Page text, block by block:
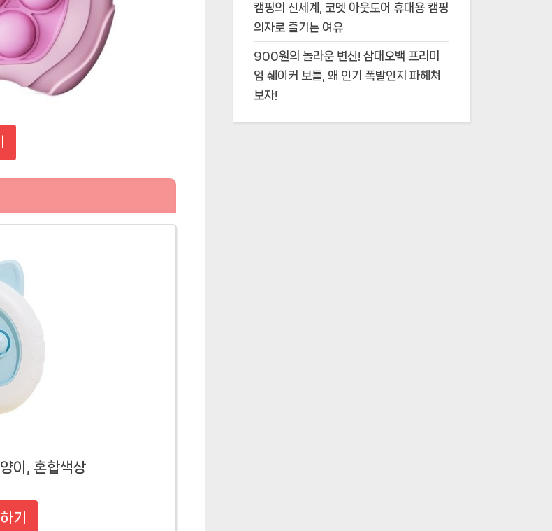
이, 혼합색상
기
캠핑의 신세계, 코멧 아웃도어 휴대용 캠핑
의자로 즐기는 여유
900원의 놀라운 변신! 삼대오백 프리미
엄 쉐이커 보틀, 왜 인기 폭발인지 파헤쳐
보자!